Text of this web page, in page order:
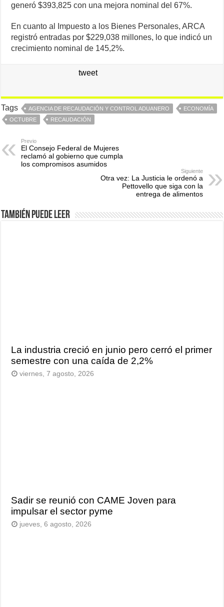
generó $393,825 con una mejora nominal del 67%.
En cuanto al Impuesto a los Bienes Personales, ARCA
registró entradas por $229,038 millones, lo que indicó un
crecimiento nominal de 145,2%.
tweet
Tags AGENCIA DE RECAUDACIÓN Y CONTROL ADUANERO
ECONOMÍA
OCTUBRE
RECAUDACIÓN
Previo
El Consejo Federal de Mujeres
reclamó al gobierno que cumpla
los compromisos asumidos
Siguiente
Otra vez: La Justicia le ordenó a
Pettovello que siga con la
entrega de alimentos
También puede leer
La industria creció en junio pero cerró el primer
semestre con una caída de 2,2%
viernes, 7 agosto, 2026
Sadir se reunió con CAME Joven para
impulsar el sector pyme
jueves, 6 agosto, 2026